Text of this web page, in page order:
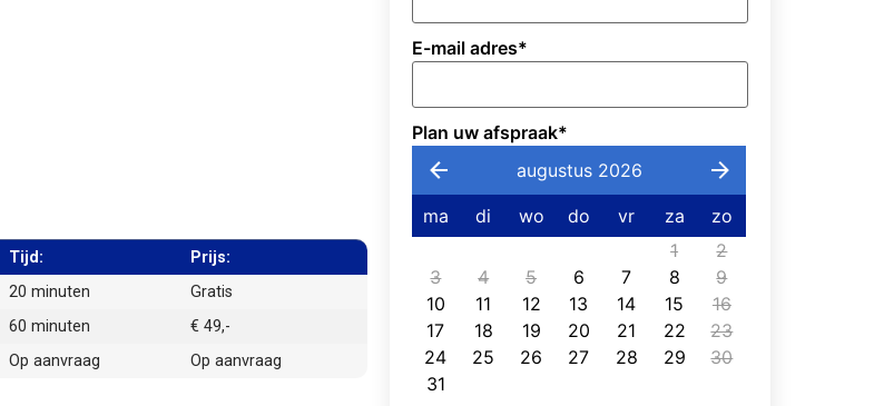
Tijd:
Prijs:
20 minuten
Gratis
60 minuten
€ 49,-
Op aanvraag Op aanvraag
E-mail adres*
Plan uw afspraak*
augustus 2026
ma di wo do vr za
zo
1
2
3
4 5 6 7 8
9
10
11 12 13 14 15
16
17
18 19 20 21 22
23
24
25 26 27 28 29
30
31